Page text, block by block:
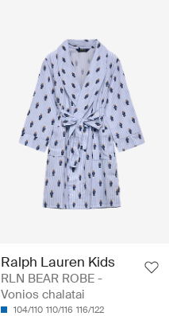
Ralph Lauren Kids
RLN BEAR ROBE -
Vonios chalatai
104/110 110/116 116/122